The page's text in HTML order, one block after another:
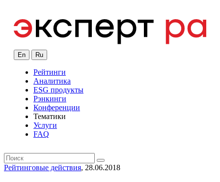
En Ru
Рейтинги
Аналитика
ESG продукты
Рэнкинги
Конференции
Тематики
Услуги
FAQ
Рейтинговые действия, 28.06.2018